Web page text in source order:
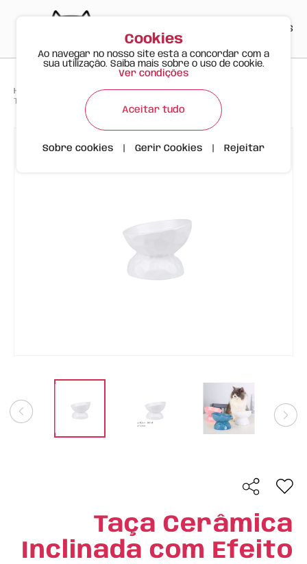
ES
Happy Meow Produtos > >
Taça Cerâmica Inclinada com Efeito Ondulado | 200ml | Branco
Taça Cerâmica
Inclinada com Efeito
Cookies
Ao navegar no nosso site está a concordar com a
sua utilização. Saiba mais sobre o uso de cookie.
Ver condições
Aceitar tudo
Sobre cookies Gerir Cookies Rejeitar